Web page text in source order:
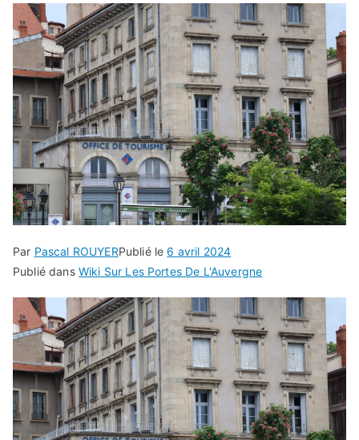
Par Pascal ROUYERPublié le 6 avril 2024
Publié dans Wiki Sur Les Portes De L'Auvergne